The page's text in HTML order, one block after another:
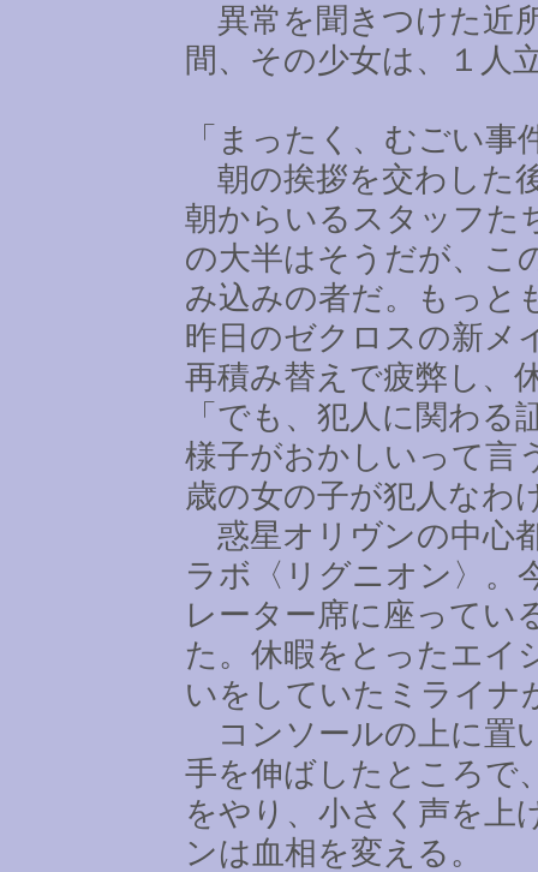
異常を聞きつけた近
間、その少女は、１人
「まったく、むごい
朝の挨拶を交わした
朝からいるスタッフた
の大半はそうだが、こ
み込みの者だ。もっと
昨日のゼクロスの新メ
再積み替えで疲弊し、
「でも、犯人に関わ
様子がおかしいって言
歳の女の子が犯人なわ
惑星オリヴンの中心
ラボ〈リグニオン〉。
レーター席に座ってい
た。休暇をとったエイ
いをしていたミライナ
コンソールの上に置
手を伸ばしたところで
をやり、小さく声を上
ンは血相を変える。